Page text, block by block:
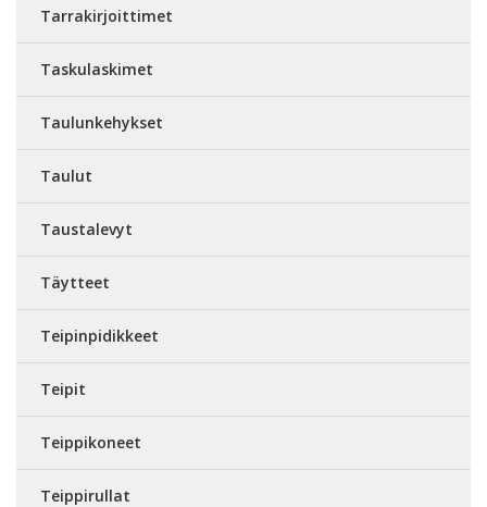
Tarrakirjoittimet
Taskulaskimet
Taulunkehykset
Taulut
Taustalevyt
Täytteet
Teipinpidikkeet
Teipit
Teippikoneet
Teippirullat